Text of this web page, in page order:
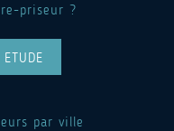
priseur ?
par ville